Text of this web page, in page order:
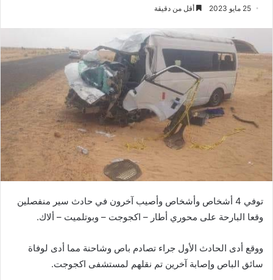
25 مايو 2023 أقل من دقيقة
توفي 4 أشخاص وأشخاص وأصيب آخرون في حادث سير منفصلين
وقعا البارحة على محوري أطار – اكجوجت – وبوتلميت – ألاك.
ووقع أدى الحادث الأول جراء تصادم باص وشاحنة مما أدى لوفاة
سائق الباص وإصابة آخرين تم نقلهم لمستشفى اكجوجت.